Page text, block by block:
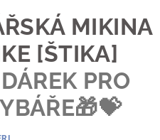
košík
MIKINA
[ŠTIKA]
PRO